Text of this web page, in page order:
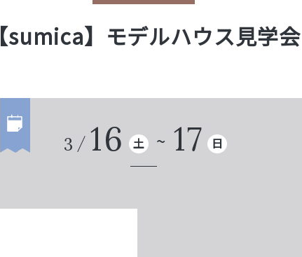
【sumica】モデルハウス見学会
3 16 土 17 日